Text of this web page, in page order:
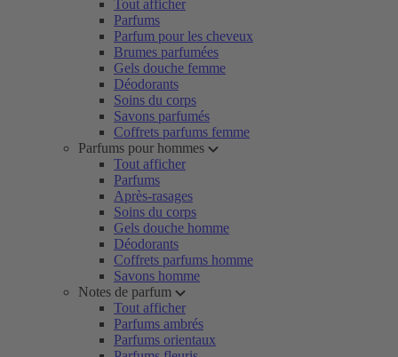
Tout afficher
Parfums
Parfum pour les cheveux
Brumes parfumées
Gels douche femme
Déodorants
Soins du corps
Savons parfumés
Coffrets parfums femme
Parfums pour hommes
Tout afficher
Parfums
Après-rasages
Soins du corps
Gels douche homme
Déodorants
Coffrets parfums homme
Savons homme
Notes de parfum
Tout afficher
Parfums ambrés
Parfums orientaux